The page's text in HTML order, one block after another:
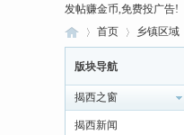
发帖赚金币,免费投广告!
揭 »
首页
›
乡镇区域
›
版块导航
揭西之窗
揭西新闻